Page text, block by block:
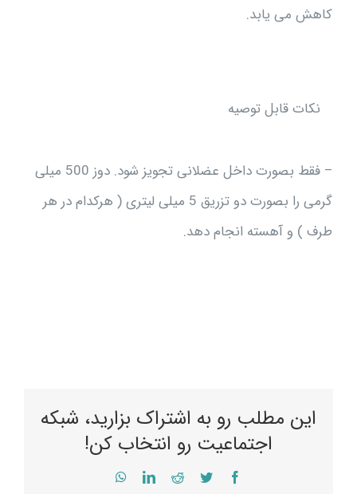
کاهش می یابد.
نکات قابل توصيه
– فقط بصورت داخل عضلانی تجویز شود. دوز 500 میلی
گرمی را بصورت دو تزریق 5 میلی لیتری ( هرکدام در هر
طرف ) و آهسته انجام دهد.
این مطلب رو به اشتراک بزارید، شبکه
اجتماعیت رو انتخاب کن!
Facebook
Twitter
Reddit
LinkedIn
WhatsApp